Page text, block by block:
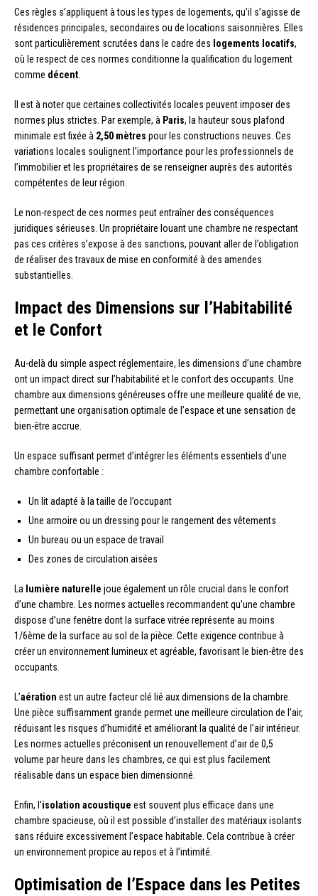
Ces règles s’appliquent à tous les types de logements, qu’il s’agisse de
résidences principales, secondaires ou de locations saisonnières. Elles
sont particulièrement scrutées dans le cadre des logements locatifs,
où le respect de ces normes conditionne la qualification du logement
comme décent
Il est à noter que certaines collectivités locales peuvent imposer des
normes plus strictes. Par exemple, à Paris, la hauteur sous plafond
minimale est fixée à 2,50 mètres pour les constructions neuves. Ces
variations locales soulignent l’importance pour les professionnels de
l’immobilier et les propriétaires de se renseigner auprès des autorités
compétentes de leur région.
Le non-respect de ces normes peut entraîner des conséquences
juridiques sérieuses. Un propriétaire louant une chambre ne respectant
pas ces critères s’expose à des sanctions, pouvant aller de l’obligation
de réaliser des travaux de mise en conformité à des amendes
substantielles.
Impact des Dimensions sur l’Habitabilité
et le Confort
Au-delà du simple aspect réglementaire, les dimensions d’une chambre
ont un impact direct sur l’habitabilité et le confort des occupants. Une
chambre aux dimensions généreuses offre une meilleure qualité de vie,
permettant une organisation optimale de l’espace et une sensation de
bien-être accrue.
Un espace suffisant permet d’intégrer les éléments essentiels d’une
chambre confortable :
Un lit adapté à la taille de l’occupant
Une armoire ou un dressing pour le rangement des vêtements
Un bureau ou un espace de travail
Des zones de circulation aisées
La lumière naturelle joue également un rôle crucial dans le confort
d’une chambre. Les normes actuelles recommandent qu’une chambre
dispose d’une fenêtre dont la surface vitrée représente au moins
1/6ème de la surface au sol de la pièce. Cette exigence contribue à
créer un environnement lumineux et agréable, favorisant le bien-être des
occupants.
L’aération est un autre facteur clé lié aux dimensions de la chambre.
Une pièce suffisamment grande permet une meilleure circulation de l’air,
réduisant les risques d’humidité et améliorant la qualité de l’air intérieur.
Les normes actuelles préconisent un renouvellement d’air de 0,5
volume par heure dans les chambres, ce qui est plus facilement
réalisable dans un espace bien dimensionné.
Enfin, l’isolation acoustique est souvent plus efficace dans une
chambre spacieuse, où il est possible d’installer des matériaux isolants
sans réduire excessivement l’espace habitable. Cela contribue à créer
un environnement propice au repos et à l’intimité.
Optimisation de l’Espace dans les Petites